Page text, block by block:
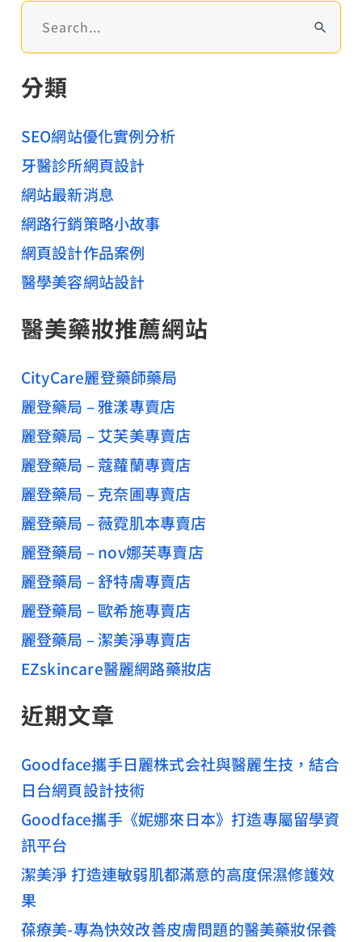
極
齒
美
學
權
威
尋
鍵
:
分類
SEO網站優化實例分析
牙醫診所網頁設計
網站最新消息
網路行銷策略小故事
網頁設計作品案例
醫學美容網站設計
醫美藥妝推薦網站
CityCare麗登藥師藥局
麗登藥局 – 雅漾專賣店
麗登藥局 – 艾芙美專賣店
麗登藥局 – 蔻蘿蘭專賣店
麗登藥局 – 克奈圃專賣店
麗登藥局 – 薇霓肌本專賣店
麗登藥局 – nov娜芙專賣店
麗登藥局 – 舒特膚專賣店
麗登藥局 – 歐希施專賣店
麗登藥局 – 潔美淨專賣店
EZskincare醫麗網路藥妝店
近期文章
Goodface攜手日麗株式会社與醫麗生技，結合
日台網頁設計技術
Goodface攜手《妮娜來日本》打造專屬留學資
訊平台
潔美淨 打造連敏弱肌都滿意的高度保濕修護效
果
葆療美-專為快效改善皮膚問題的醫美藥妝保養